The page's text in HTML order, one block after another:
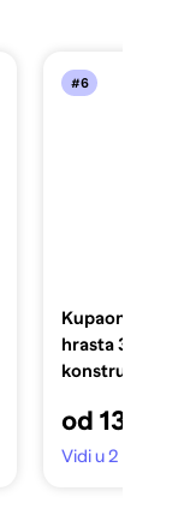
#6
Kupaonski
hrasta
konstruirano
od 131,99
Vidi u 2 trgovine